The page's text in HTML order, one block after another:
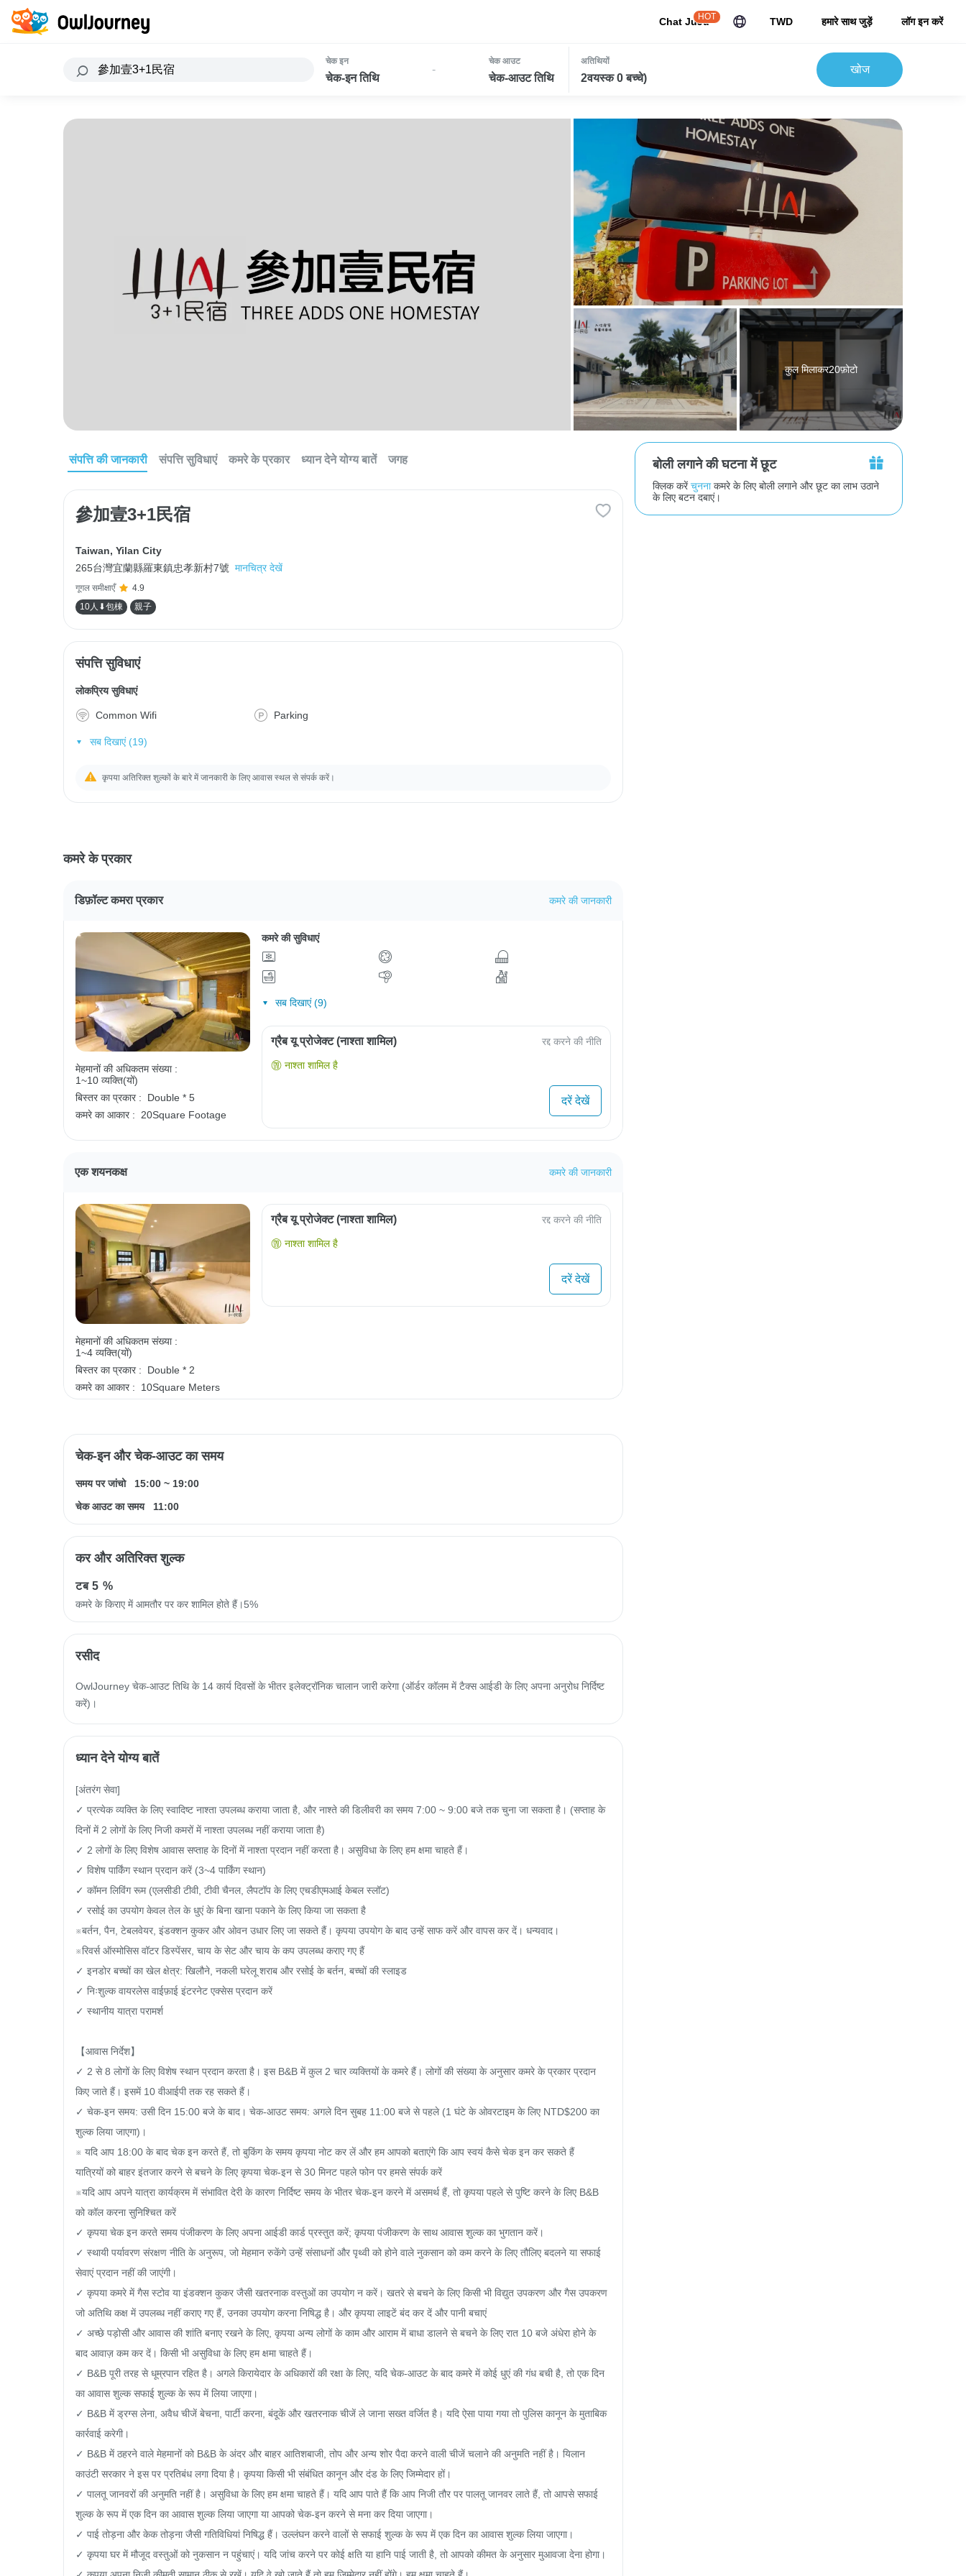
Chat JuJu
HOT TWD हमारे साथ जुड़ें लॉग इन करें
चेक इन
चेक-इन तिथि
-
चेक आउट
चेक-आउट तिथि
अतिथियों
2वयस्क 0 बच्चे)
खोज
कुल मिलाकर20फ़ोटो
संपत्ति की जानकारी संपत्ति सुविधाएं कमरे के प्रकार ध्यान देने योग्य बातें जगह
參加壹3+1民宿
Taiwan, Yilan City
265台灣宜蘭縣羅東鎮忠孝新村7號 मानचित्र देखें
गूगल समीक्षाएँ
4.9
10人⬇包棟
親子
संपत्ति सुविधाएं
लोकप्रिय सुविधाएं
Common Wifi Parking
सब दिखाएं (19)
कृपया अतिरिक्त शुल्कों के बारे में जानकारी के लिए आवास स्थल से संपर्क करें।
कमरे के प्रकार
डिफ़ॉल्ट कमरा प्रकार कमरे की जानकारी
मेहमानों की अधिकतम संख्या :
1~10 व्यक्ति(यों)
बिस्तर का प्रकार :
Double * 5
कमरे का आकार :
20Square Footage
कमरे की सुविधाएं
सब दिखाएं (9)
ग्रैब यू प्रोजेक्ट (नाश्ता शामिल) रद्द करने की नीति
नाश्ता शामिल है
दरें देखें
एक शयनकक्ष कमरे की जानकारी
मेहमानों की अधिकतम संख्या :
1~4 व्यक्ति(यों)
बिस्तर का प्रकार :
Double * 2
कमरे का आकार :
10Square Meters
ग्रैब यू प्रोजेक्ट (नाश्ता शामिल) रद्द करने की नीति
नाश्ता शामिल है
दरें देखें
चेक-इन और चेक-आउट का समय
समय पर जांचो 15:00 ~ 19:00
चेक आउट का समय
11:00
कर और अतिरिक्त शुल्क
टब5 %
कमरे के किराए में आमतौर पर कर शामिल होते हैं।5%
रसीद
OwlJourney चेक-आउट तिथि के 14 कार्य दिवसों के भीतर इलेक्ट्रॉनिक चालान जारी करेगा (ऑर्डर कॉलम में टैक्स आईडी के लिए अपना अनुरोध निर्दिष्ट
करें)।
ध्यान देने योग्य बातें
[अंतरंग सेवा]
✓ प्रत्येक व्यक्ति के लिए स्वादिष्ट नाश्ता उपलब्ध कराया जाता है, और नाश्ते की डिलीवरी का समय 7:00 ~ 9:00 बजे तक चुना जा सकता है। (सप्ताह के
दिनों में 2 लोगों के लिए निजी कमरों में नाश्ता उपलब्ध नहीं कराया जाता है)
✓ 2 लोगों के लिए विशेष आवास सप्ताह के दिनों में नाश्ता प्रदान नहीं करता है। असुविधा के लिए हम क्षमा चाहते हैं।
✓ विशेष पार्किंग स्थान प्रदान करें (3~4 पार्किंग स्थान)
✓ कॉमन लिविंग रूम (एलसीडी टीवी, टीवी चैनल, लैपटॉप के लिए एचडीएमआई केबल स्लॉट)
✓ रसोई का उपयोग केवल तेल के धुएं के बिना खाना पकाने के लिए किया जा सकता है
※बर्तन, पैन, टेबलवेयर, इंडक्शन कुकर और ओवन उधार लिए जा सकते हैं। कृपया उपयोग के बाद उन्हें साफ करें और वापस कर दें। धन्यवाद।
※रिवर्स ऑस्मोसिस वॉटर डिस्पेंसर, चाय के सेट और चाय के कप उपलब्ध कराए गए हैं
✓ इनडोर बच्चों का खेल क्षेत्र: खिलौने, नकली घरेलू शराब और रसोई के बर्तन, बच्चों की स्लाइड
✓ निःशुल्क वायरलेस वाईफ़ाई इंटरनेट एक्सेस प्रदान करें
✓ स्थानीय यात्रा परामर्श
【आवास निर्देश】
✓ 2 से 8 लोगों के लिए विशेष स्थान प्रदान करता है। इस B&B में कुल 2 चार व्यक्तियों के कमरे हैं। लोगों की संख्या के अनुसार कमरे के प्रकार प्रदान
किए जाते हैं। इसमें 10 वीआईपी तक रह सकते हैं।
✓ चेक-इन समय: उसी दिन 15:00 बजे के बाद। चेक-आउट समय: अगले दिन सुबह 11:00 बजे से पहले (1 घंटे के ओवरटाइम के लिए NTD$200 का
शुल्क लिया जाएगा)।
※ यदि आप 18:00 के बाद चेक इन करते हैं, तो बुकिंग के समय कृपया नोट कर लें और हम आपको बताएंगे कि आप स्वयं कैसे चेक इन कर सकते हैं
यात्रियों को बाहर इंतजार करने से बचने के लिए कृपया चेक-इन से 30 मिनट पहले फोन पर हमसे संपर्क करें
※यदि आप अपने यात्रा कार्यक्रम में संभावित देरी के कारण निर्दिष्ट समय के भीतर चेक-इन करने में असमर्थ हैं, तो कृपया पहले से पुष्टि करने के लिए B&B
को कॉल करना सुनिश्चित करें
✓ कृपया चेक इन करते समय पंजीकरण के लिए अपना आईडी कार्ड प्रस्तुत करें; कृपया पंजीकरण के साथ आवास शुल्क का भुगतान करें।
✓ स्थायी पर्यावरण संरक्षण नीति के अनुरूप, जो मेहमान रुकेंगे उन्हें संसाधनों और पृथ्वी को होने वाले नुकसान को कम करने के लिए तौलिए बदलने या सफाई
सेवाएं प्रदान नहीं की जाएंगी।
✓ कृपया कमरे में गैस स्टोव या इंडक्शन कुकर जैसी खतरनाक वस्तुओं का उपयोग न करें। खतरे से बचने के लिए किसी भी विद्युत उपकरण और गैस उपकरण
जो अतिथि कक्ष में उपलब्ध नहीं कराए गए हैं, उनका उपयोग करना निषिद्ध है। और कृपया लाइटें बंद कर दें और पानी बचाएं
✓ अच्छे पड़ोसी और आवास की शांति बनाए रखने के लिए, कृपया अन्य लोगों के काम और आराम में बाधा डालने से बचने के लिए रात 10 बजे अंधेरा होने के
बाद आवाज़ कम कर दें। किसी भी असुविधा के लिए हम क्षमा चाहते हैं।
✓ B&B पूरी तरह से धूम्रपान रहित है। अगले किरायेदार के अधिकारों की रक्षा के लिए, यदि चेक-आउट के बाद कमरे में कोई धुएं की गंध बची है, तो एक दिन
का आवास शुल्क सफाई शुल्क के रूप में लिया जाएगा।
✓ B&B में ड्रग्स लेना, अवैध चीजें बेचना, पार्टी करना, बंदूकें और खतरनाक चीजें ले जाना सख्त वर्जित है। यदि ऐसा पाया गया तो पुलिस कानून के मुताबिक
कार्रवाई करेगी।
✓ B&B में ठहरने वाले मेहमानों को B&B के अंदर और बाहर आतिशबाजी, तोप और अन्य शोर पैदा करने वाली चीजें चलाने की अनुमति नहीं है। यिलान
काउंटी सरकार ने इस पर प्रतिबंध लगा दिया है। कृपया किसी भी संबंधित कानून और दंड के लिए जिम्मेदार हों।
✓ पालतू जानवरों की अनुमति नहीं है। असुविधा के लिए हम क्षमा चाहते हैं। यदि आप पाते हैं कि आप निजी तौर पर पालतू जानवर लाते हैं, तो आपसे सफाई
शुल्क के रूप में एक दिन का आवास शुल्क लिया जाएगा या आपको चेक-इन करने से मना कर दिया जाएगा।
✓ पाई तोड़ना और केक तोड़ना जैसी गतिविधियां निषिद्ध हैं। उल्लंघन करने वालों से सफाई शुल्क के रूप में एक दिन का आवास शुल्क लिया जाएगा।
✓ कृपया घर में मौजूद वस्तुओं को नुकसान न पहुंचाएं। यदि जांच करने पर कोई क्षति या हानि पाई जाती है, तो आपको कीमत के अनुसार मुआवजा देना होगा।
बोली लगाने की घटना में छूट
क्लिक करेंचुननाकमरे के लिए बोली लगाने और छूट का लाभ उठाने
के लिए बटन दबाएं।